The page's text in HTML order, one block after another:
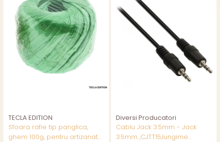
TECLA EDITION
Sfoara rafie tip panglica,
ghem 100g, pentru artizanat
Diversi Producatori
Cablu Jack 3.5mm - Jack
3.5mm ,CJTT15,lungime